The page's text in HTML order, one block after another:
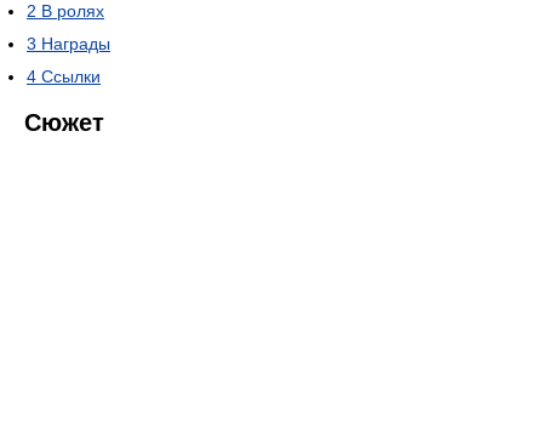
2 В ролях
3 Награды
4 Ссылки
Сюжет